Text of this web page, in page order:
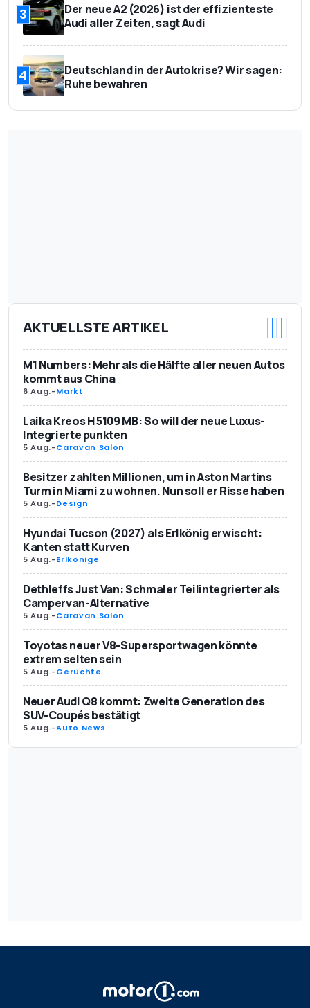
3
Der neue A2 (2026) ist der effizienteste
Audi aller Zeiten, sagt Audi
4
Deutschland in der Autokrise? Wir sagen:
Ruhe bewahren
AKTUELLSTE ARTIKEL
M1 Numbers: Mehr als die Hälfte aller neuen Autos
kommt aus China
6 Aug.-Markt
Laika Kreos H 5109 MB: So will der neue Luxus-
Integrierte punkten
5 Aug.-Caravan Salon
Besitzer zahlten Millionen, um in Aston Martins
Turm in Miami zu wohnen. Nun soll er Risse haben
5 Aug.-Design
Hyundai Tucson (2027) als Erlkönig erwischt:
Kanten statt Kurven
5 Aug.-Erlkönige
Dethleffs Just Van: Schmaler Teilintegrierter als
Campervan-Alternative
5 Aug.-Caravan Salon
Toyotas neuer V8-Supersportwagen könnte
extrem selten sein
5 Aug.-Gerüchte
Neuer Audi Q8 kommt: Zweite Generation des
SUV-Coupés bestätigt
5 Aug.-Auto News